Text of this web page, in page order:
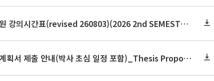
2026학년도 2학기 보건대학원 강의시간표(revised 260803)(2026 2nd SEMESTER SNU GSPH TIMETABLE)
2026학년도 2학기 논문작성계획서 제출 안내(박사 초심 일정 포함)_Thesis Proposal